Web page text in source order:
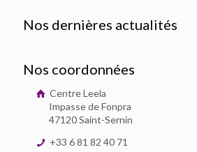
Nos dernières actualités
Nos coordonnées
Centre Leela
Impasse de Fonpra
47120 Saint-Sernin
+33 6 81 82 40 71